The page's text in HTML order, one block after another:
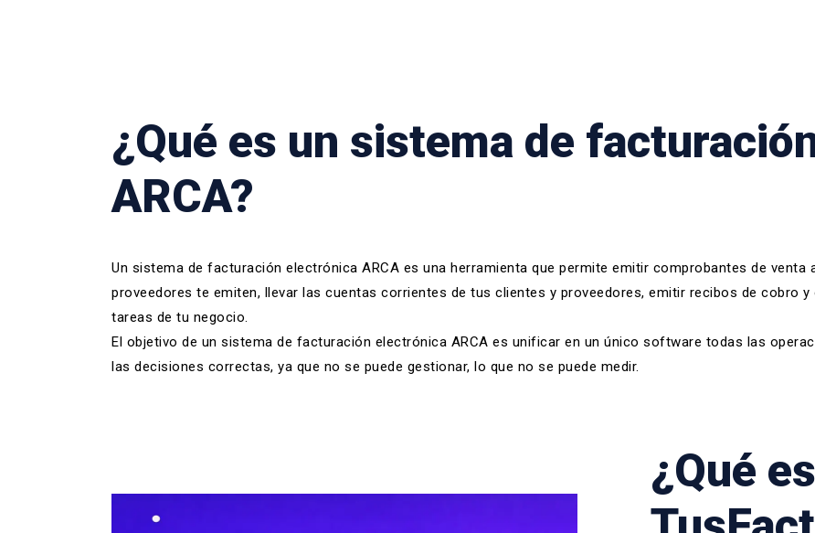
¿Qué es un sistema de
ARCA?
Un sistema de facturación electrónica ARCA es una herramienta que permite emitir comprobantes de
proveedores te emiten, llevar las cuentas corrientes de tus clientes y proveedores, emitir recibos de cobro
tareas de tu negocio.
El objetivo de un sistema de facturación electrónica ARCA es unificar en un único software todas las
las decisiones correctas, ya que no se puede gestionar, lo que no se puede medir.
¿Qué es